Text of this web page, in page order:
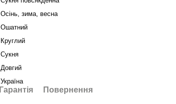
Осінь, зима, весна
Ошатний
Круглий
Сукня
Довгий
Україна
Гарантія Повернення